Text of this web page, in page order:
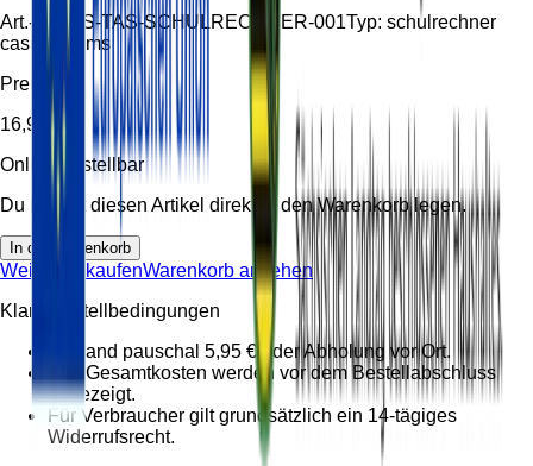
Art.-Nr.: HS-TAS-SCHULRECHNER-001Typ: schulrechner
casio fx82ms
Preis
16,99 €
Online bestellbar
Du kannst diesen Artikel direkt in den Warenkorb legen.
In den Warenkorb
Weiter einkaufenWarenkorb ansehen
Klare Bestellbedingungen
Versand pauschal 5,95 € oder Abholung vor Ort.
Alle Gesamtkosten werden vor dem Bestellabschluss
angezeigt.
Für Verbraucher gilt grundsätzlich ein 14-tägiges
Widerrufsrecht.